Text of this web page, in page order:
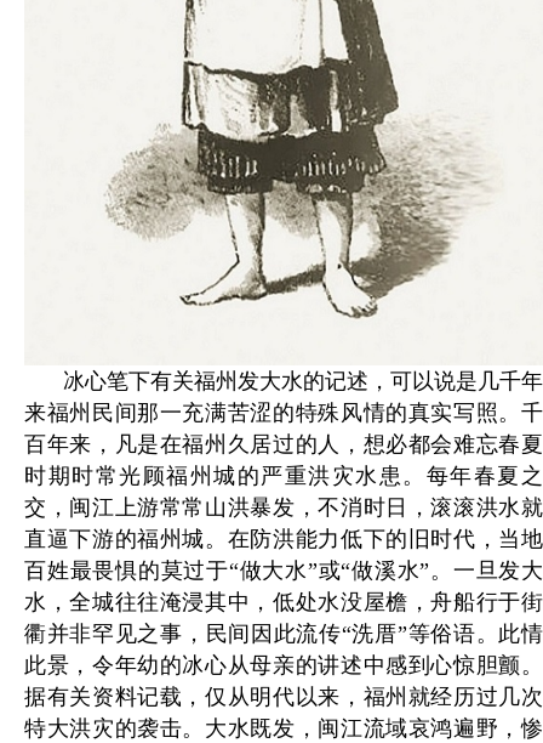
冰心笔下有关福州发大水的记述，可以说是几千年
来福州民间那一充满苦涩的特殊风情的真实写照。千
百年来，凡是在福州久居过的人，想必都会难忘春夏
时期时常光顾福州城的严重洪灾水患。每年春夏之
交，闽江上游常常山洪暴发，不消时日，滚滚洪水就
直逼下游的福州城。在防洪能力低下的旧时代，当地
百姓最畏惧的莫过于“做大水”或“做溪水”。一旦发大
水，全城往往淹浸其中，低处水没屋檐，舟船行于街
衢并非罕见之事，民间因此流传“洗厝”等俗语。此情
此景，令年幼的冰心从母亲的讲述中感到心惊胆颤。
据有关资料记载，仅从明代以来，福州就经历过几次
特大洪灾的袭击。大水既发，闽江流域哀鸿遍野，惨